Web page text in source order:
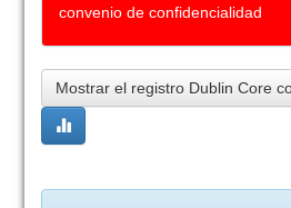
convenio de confidencialidad
Mostrar el registro Dublin Core